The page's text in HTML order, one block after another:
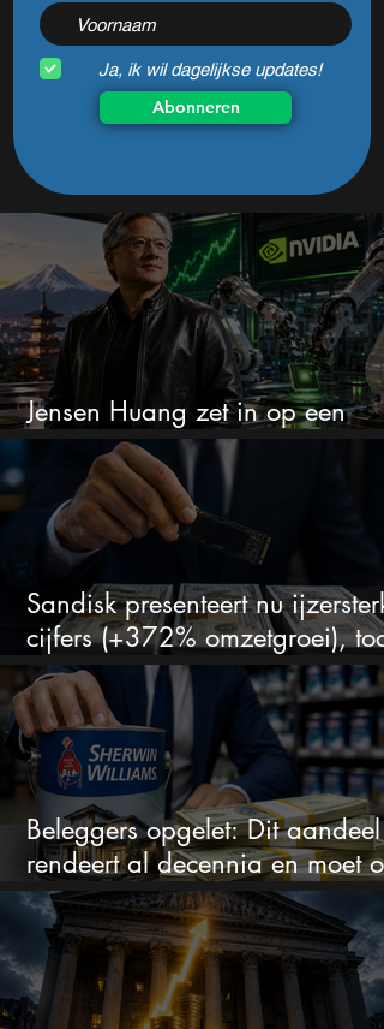
Ja, ik wil dagelijkse updates!
Abonneren
Jensen Huang zet in op een
aandeel dat bijna niemand kent
Sandisk presenteert nu
cijfers (+372% omzetgroei), toch
zakt het aandeel weg
Beleggers opgelet: Dit aandeel
rendeert al decennia en moet op
je watchlist staan!